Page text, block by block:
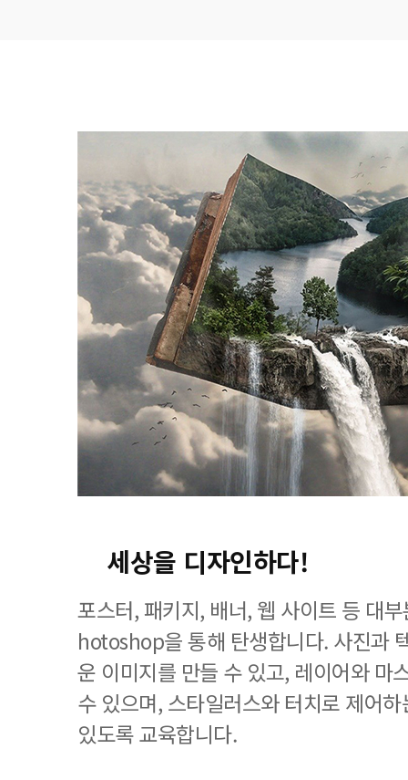
세상을 디자인하다!
포스터, 패키지, 배너, 웹 사이트 등 대
hotoshop을 통해 탄생합니다. 사진과
운 이미지를 만들 수 있고, 레이어와 마
수 있으며, 스타일러스와 터치로 제어
있도록 교육합니다.